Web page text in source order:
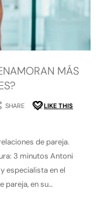
MÁS
SHARE
LIKE THIS
de pareja.
3 minutos Antoni
especialista en el
pareja, en su…